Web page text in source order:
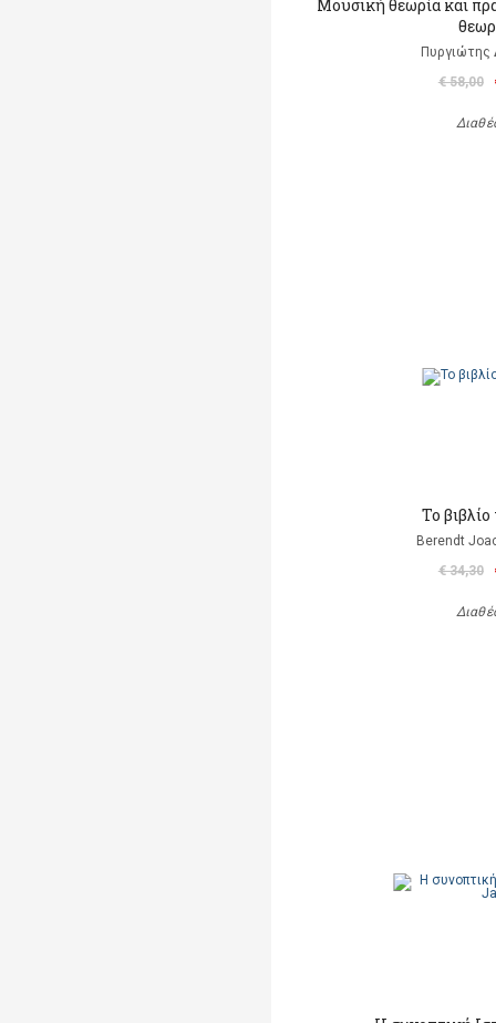
Μουσική θεωρία και
Πυργιώτης
€ 58,00
Το
Berendt
€ 34,30